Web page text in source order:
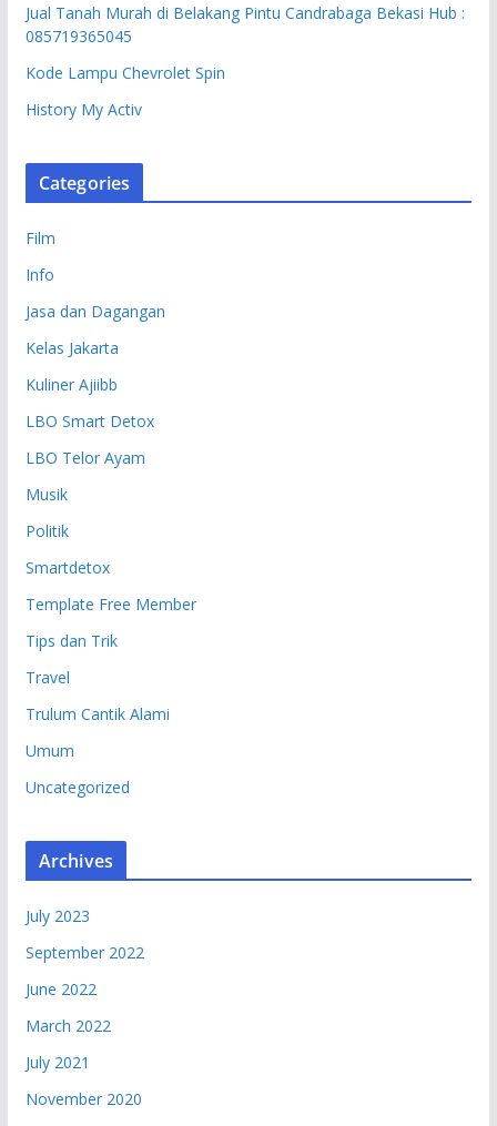
Jual Tanah Murah di Belakang Pintu Candrabaga Bekasi Hub :
085719365045
Kode Lampu Chevrolet Spin
History My Activ
Categories
Film
Info
Jasa dan Dagangan
Kelas Jakarta
Kuliner Ajiibb
LBO Smart Detox
LBO Telor Ayam
Musik
Politik
Smartdetox
Template Free Member
Tips dan Trik
Travel
Trulum Cantik Alami
Umum
Uncategorized
Archives
July 2023
September 2022
June 2022
March 2022
July 2021
November 2020